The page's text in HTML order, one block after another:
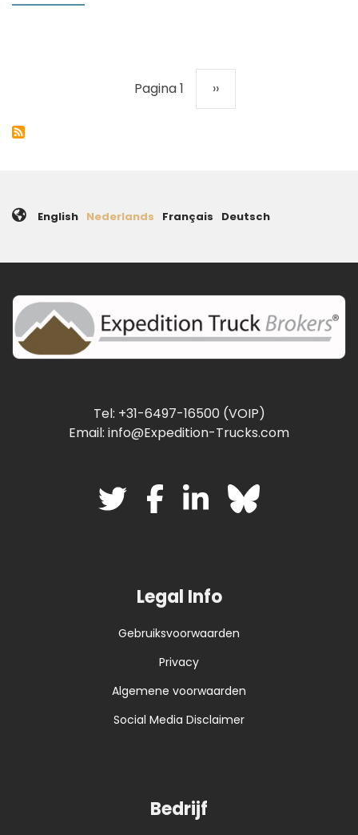
Camper
PagineringPagina 1 Volgende
››
English Nederlands Français Deutsch
Tel: +31-6497-16500 (VOIP)
Email: info@Expedition-Trucks.com
Legal Info
Gebruiksvoorwaarden
Privacy
Algemene voorwaarden
Social Media Disclaimer
Bedrijf